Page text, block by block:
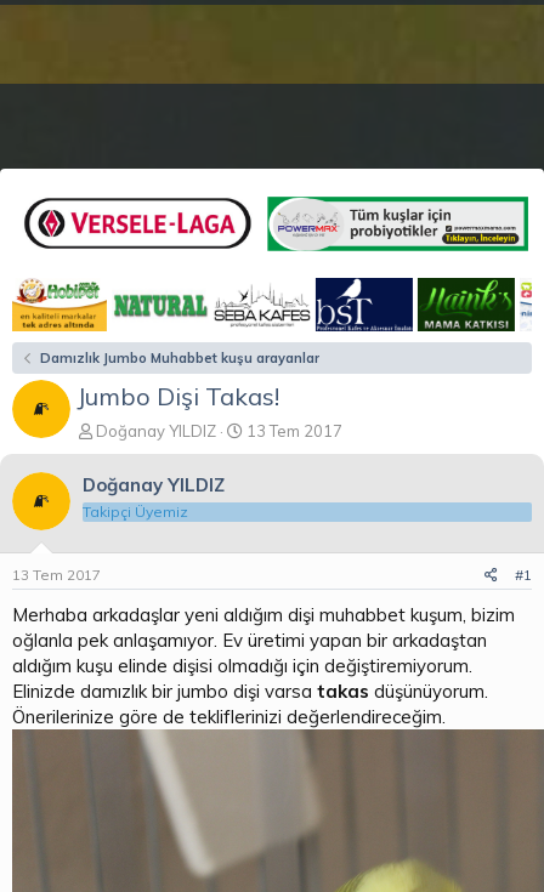
Damızlık Jumbo Muhabbet kuşu arayanlar
Jumbo Dişi Takas!
K
o
b
u
b
ş
l
a
t
a
n
Doğanay YILDIZ
B
a
ç
t
a
r
i
h
i
13 Tem 2017
Doğanay YILDIZ
Takipçi Üyemiz
13 Tem 2017 #1
Merhaba arkadaşlar yeni aldığım dişi muhabbet kuşum, bizim
oğlanla pek anlaşamıyor. Ev üretimi yapan bir arkadaştan
aldığım kuşu elinde dişisi olmadığı için değiştiremiyorum.
Elinizde damızlık bir jumbo dişi varsa takas düşünüyorum.
Önerilerinize göre de tekliflerinizi değerlendireceğim.